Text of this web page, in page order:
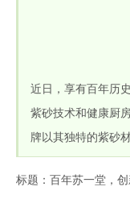
近日，享有百年历
紫砂技术和健康厨
牌以其独特的紫砂
标题：百年苏一堂，